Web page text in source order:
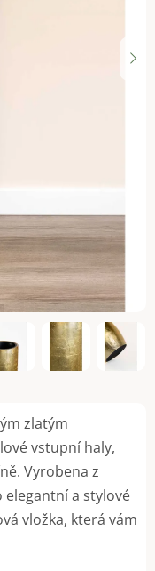
zlatým
vstupní haly,
Vyrobena z
a stylové
vložka, která vám